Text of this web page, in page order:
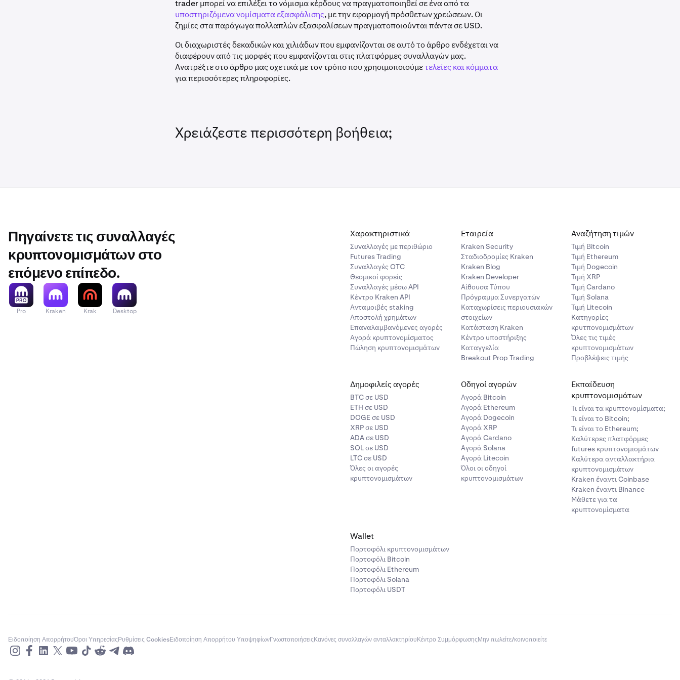
Πώληση 5 παραγώγων BTC στα 40.000 USD ανά BTC
Το κέρδος είναι (40.000 - 35.000) * 5 BTC = 25.000 USD
trader μπορεί να επιλέξει το νόμισμα κέρδους να πραγματοποιηθεί σε ένα από τα
υποστηριζόμενα νομίσματα εξασφάλισης, με την εφαρμογή πρόσθετων χρεώσεων. Οι
ζημίες στα παράγωγα πολλαπλών εξασφαλίσεων πραγματοποιούνται πάντα σε USD.
Οι διαχωριστές δεκαδικών και χιλιάδων που εμφανίζονται σε αυτό το άρθρο ενδέχεται να
διαφέρουν από τις μορφές που εμφανίζονται στις πλατφόρμες συναλλαγών μας.
Ανατρέξτε στο άρθρο μας σχετικά με τον τρόπο που χρησιμοποιούμετελείες και κόμματα
για περισσότερες πληροφορίες.
Χρειάζεστε περισσότερη βοήθεια;
Πηγαίνετε τις συναλλαγές
κρυπτονομισμάτων στο
επόμενο επίπεδο.
Pro Kraken Krak Desktop
Χαρακτηριστικά
Συναλλαγές με περιθώριο
Futures Trading
Συναλλαγές OTC
Θεσμικοί φορείς
Συναλλαγές μέσω API
Κέντρο Kraken API
Ανταμοιβές staking
Αποστολή χρημάτων
Επαναλαμβανόμενες αγορές
Αγορά κρυπτονομίσματος
Πώληση κρυπτονομισμάτων
Εταιρεία
Kraken Security
Σταδιοδρομίες Kraken
Kraken Blog
Kraken Developer
Αίθουσα Τύπου
Πρόγραμμα Συνεργατών
Καταχωρίσεις περιουσιακών
στοιχείων
Κατάσταση Kraken
Κέντρο υποστήριξης
Καταγγελία
Breakout Prop Trading
Αναζήτηση τιμών
Τιμή Βitcoin
Τιμή Ethereum
Τιμή Dogecoin
Τιμή XRP
Τιμή Cardano
Τιμή Solana
Τιμή Litecoin
Κατηγορίες
κρυτπονομισμάτων
Όλες τις τιμές
κρυπτονομισμάτων
Προβλέψεις τιμής
Δημοφιλείς αγορές
BTC σε USD
ETH σε USD
DOGE σε USD
XRP σε USD
ADA σε USD
SOL σε USD
LTC σε USD
Όλες οι αγορές
κρυπτονομισμάτων
Οδηγοί αγορών
Αγορά Bitcoin
Αγορά Ethereum
Αγορά Dogecoin
Αγορά XRP
Αγορά Cardano
Αγορά Solana
Αγορά Litecoin
Όλοι οι οδηγοί
κρυπτονομισμάτων
Εκπαίδευση
κρυπτονομισμάτων
Τι είναι τα κρυπτονομίσματα;
Τι είναι το Bitcoin;
Τι είναι το Ethereum;
Καλύτερες πλατφόρμες
futures κρυπτονομισμάτων
Καλύτερα ανταλλακτήρια
κρυπτονομισμάτων
Kraken έναντι Coinbase
Kraken έναντι Binance
Μάθετε για τα
κρυπτονομίσματα
Wallet
Πορτοφόλι κρυπτονομισμάτων
Πορτοφόλι Bitcoin
Πορτοφόλι Ethereum
Πορτοφόλι Solana
Πορτοφόλι USDT
Ειδοποίηση ΑπορρήτουΌροι ΥπηρεσίαςΡυθμίσεις CookiesΕιδοποίηση Απορρήτου ΥποψηφίωνΓνωστοποιήσειςΚανόνες συναλλαγών ανταλλακτηρίουΚέντρο ΣυμμόρφωσηςΜην πωλείτε/κοινοποιείτε